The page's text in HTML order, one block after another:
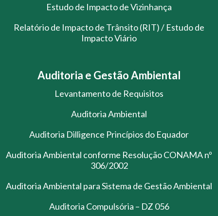
Estudo de Impacto de Vizinhança
Relatório de Impacto de Trânsito (RIT) / Estudo de
Impacto Viário
Auditoria e Gestão Ambiental
Levantamento de Requisitos
Auditoria Ambiental
Auditoria Dilligence Princípios do Equador
Auditoria Ambiental conforme Resolução CONAMA nº
306/2002
Auditoria Ambiental para Sistema de Gestão Ambiental
Auditoria Compulsória – DZ 056